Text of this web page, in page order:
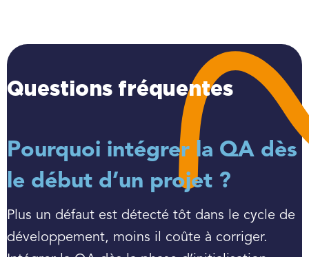
Questions fréquentes
Pourquoi intégrer la QA dès
le début d’un projet ?
Plus un défaut est détecté tôt dans le cycle de
développement, moins il coûte à corriger.